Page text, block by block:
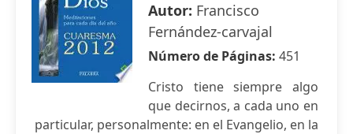
Autor: Francisco
Fernández-carvajal
Número de Páginas: 451
Cristo tiene siempre algo
que decirnos, a cada uno en
particular, personalmente: en el Evangelio, en la